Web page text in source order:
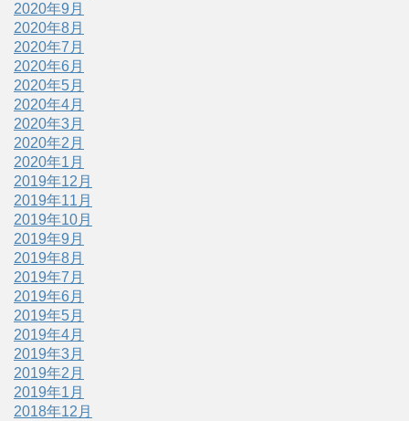
2020年9月
2020年8月
2020年7月
2020年6月
2020年5月
2020年4月
2020年3月
2020年2月
2020年1月
2019年12月
2019年11月
2019年10月
2019年9月
2019年8月
2019年7月
2019年6月
2019年5月
2019年4月
2019年3月
2019年2月
2019年1月
2018年12月